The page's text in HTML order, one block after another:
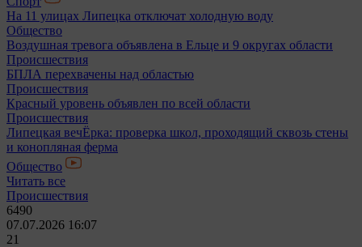
На 11 улицах Липецка отключат холодную воду
Общество
Воздушная тревога объявлена в Ельце и 9 округах области
Происшествия
БПЛА перехвачены над областью
Происшествия
Красный уровень объявлен по всей области
Происшествия
Липецкая вечЁрка: проверка школ, проходящий сквозь стены
и конопляная ферма
Общество
Читать все
Происшествия
6490
07.07.2026 16:07
21